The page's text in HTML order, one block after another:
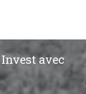
avec